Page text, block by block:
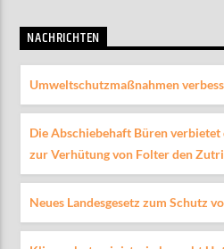
NACHRICHTEN
Umweltschutzmaßnahmen
Die Abschiebehaft Büren
zur Verhütung von Folter den
Neues Landesgesetz zum Schutz